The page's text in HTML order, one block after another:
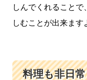
しんでくれること
しむことが出来ます
料理も非日